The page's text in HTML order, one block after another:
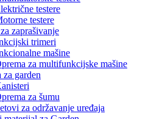
testere
testere
zaprašivanje
trimeri
mašine
za multifunkcijske mašine
za garden
za šumu
za održavanje uređaja